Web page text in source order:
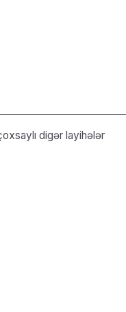
digər layihələr